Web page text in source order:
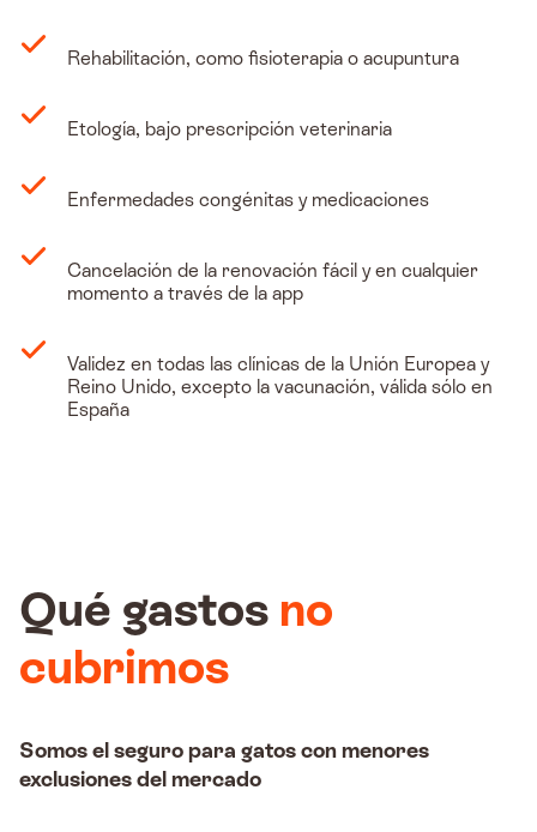
Rehabilitación, como fisioterapia o acupuntura
Etología, bajo prescripción veterinaria
Enfermedades congénitas y medicaciones
Cancelación de la renovación fácil y en cualquier
momento a través de la app
Validez en todas las clínicas de la Unión Europea y
Reino Unido, excepto la vacunación, válida sólo en
España
Qué gastos no
cubrimos
Somos el seguro para gatos con menores
exclusiones del mercado